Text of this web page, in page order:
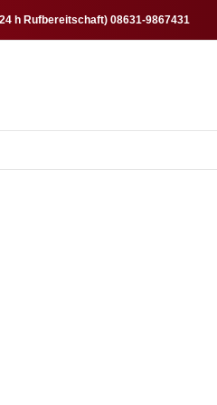
h Rufbereitschaft) 08631-9867431